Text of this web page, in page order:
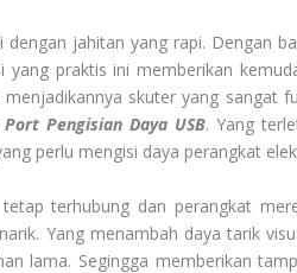
dengan jahitan yang rapi. Dengan
yang praktis ini memberikan
menjadikannya skuter yang sangat
Pengisian Daya USB. Yang
perlu mengisi daya perangkat
terhubung dan perangkat
Yang menambah daya tarik
lama. Segingga memberikan